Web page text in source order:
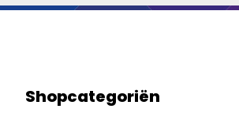
Shopcategoriën